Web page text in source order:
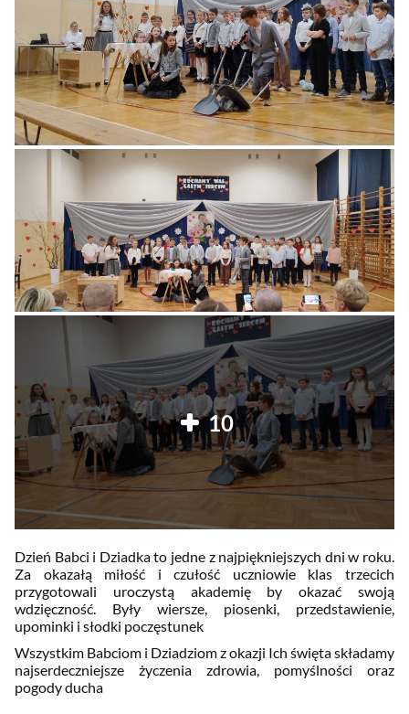
10
Dzień Babci i Dziadka to jedne z najpiękniejszych dni w roku.
Za okazałą miłość i czułość uczniowie klas trzecich
przygotowali uroczystą akademię by okazać swoją
wdzięczność. Były wiersze, piosenki, przedstawienie,
upominki i słodki poczęstunek
Wszystkim Babciom i Dziadziom z okazji Ich święta składamy
najserdeczniejsze życzenia zdrowia, pomyślności oraz
pogody ducha